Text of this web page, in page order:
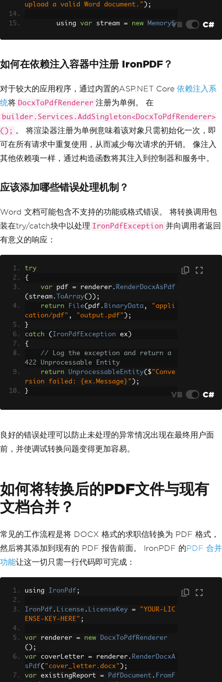
upload a valid Word document." );
        using
var stream = new
MemoryS
var renderer = new
DocxToPdfRe
nderer ();
derDocxAsPdf
( stream. ToArray());
Data, "application/pdf",
"converted.pd
f");
}
VB C#
如何在依赖注入容器中注册 IronPDF？
对于较大的应用程序，通过内置的ASP.NET Core 依赖注入系
统将 DocxToPdfRenderer 注册为单例。 在
builder.Services.AddSingleton<DocxToPdfRenderer>
(); 。 将渲染器注册为单例意味着该对象只需初始化一次，即
可在所有请求中重复使用，从而减少每次请求的开销。 像注入
其他依赖项一样，通过构造函数将其注入到控制器和服务中。
应该添加哪些错误处理机制？
Word 文档可能包含不支持的功能或格式错误。 将转换调用包
装在try/catch块中以处理 IronPdfException 并向调用者返回
有意义的响应：
try
{
var pdf = renderer . RenderDocxAsPdf
( stream . ToArray());
return
File( pdf . BinaryData ,
"appli
cation/pdf" , "output.pdf" );
}
catch
( IronPdfException ex )
{
// Log the exception and return a
422 Unprocessable Entity
return
UnprocessableEntity( $ "Conve
rsion failed: {ex.Message}" );
}
VB C#
良好的错误处理可以防止未处理的异常情况出现在最终用户面
前，并使调试转换问题变得更加容易。
如何将转换后的PDF文件与现有
文档合并？
常见的工作流程是将 DOCX 格式的求职信转换为 PDF 格式，
然后将其添加到现有的 PDF 报告前面。 IronPDF 的PDF 合并
功能让这一切只需一行代码即可完成：
using IronPdf ;
IronPdf . License . LicenseKey =
"YOUR-LIC
ENSE-KEY-HERE" ;
var renderer = new
DocxToPdfRenderer
();
var coverLetter = renderer . RenderDocxA
sPdf( "cover_letter.docx" );
var existingReport = PdfDocument . FromF